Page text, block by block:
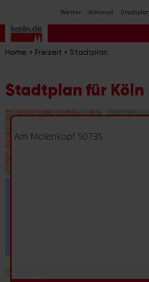
Inhalt
springen
Wetter Kölnmail Stadtplan
Home » Freizeit » Stadtplan
Stadtplan für Köln